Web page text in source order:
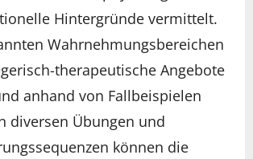
Hintergründe vermittelt.
Wahrnehmungsbereichen
therapeutische Angebote
anhand von Fallbeispielen
diversen Übungen und
können die